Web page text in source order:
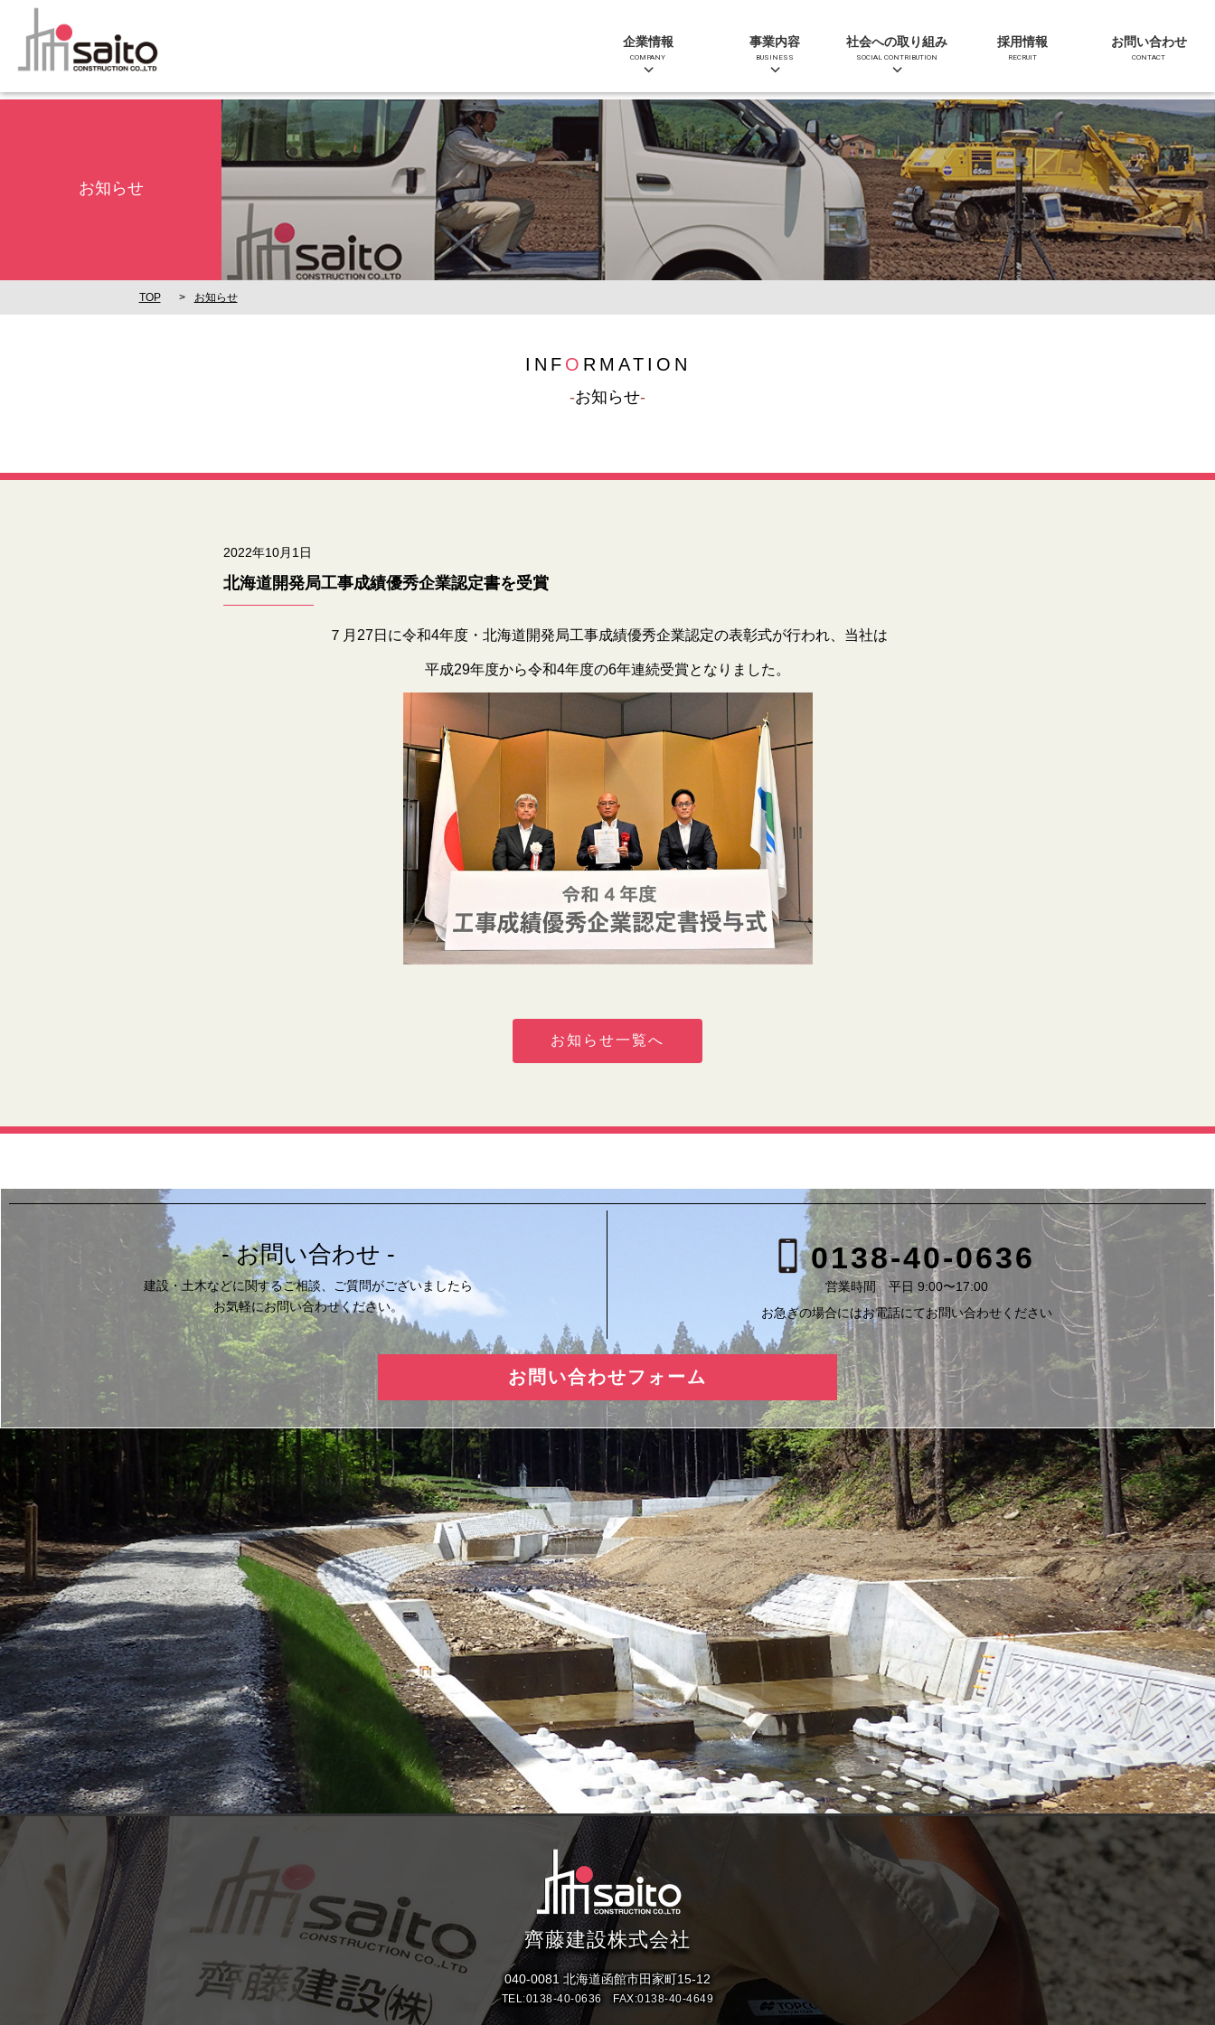
企業情報
COMPANY
事業内容
BUSINESS
社会への取り組み
SOCIAL CONTRIBUTION
採用情報
RECRUIT
お問い合わせ
CONTACT
お知らせ
TOP お知らせ
INF O RMATION
お知らせ
2022年10月1日
北海道開発局工事成績優秀企業認定書を受賞
７月27日に令和4年度・北海道開発局工事成績優秀企業認定の表彰式が行われ、当社は
平成29年度から令和4年度の6年連続受賞となりました。
お知らせ一覧へ
- お問い合わせ -
建設・土木などに関するご相談、ご質問がございましたら
お気軽にお問い合わせください。
0138-40-0636
営業時間 平日 9:00〜17:00
お急ぎの場合にはお電話にてお問い合わせください
お問い合わせフォーム
齊藤建設株式会社
040-0081 北海道函館市田家町15-12
TEL:0138-40-0636 FAX:0138-40-4649